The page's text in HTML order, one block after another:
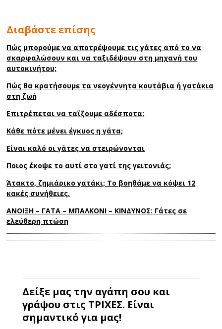
Διαβάστε επίσης
Πώς μπορούμε να αποτρέψουμε τις γάτες από το να
σκαρφαλώσουν και να ταξιδέψουν στη μηχανή του
αυτοκινήτου;
Πώς θα κρατήσουμε τα νεογέννητα κουτάβια ή γατάκια
στη ζωή
Επιτρέπεται να ταΐζουµε αδέσποτα;
Κάθε πότε μένει έγκυος η γάτα;
Είναι καλό οι γάτες να στειρώνονται
Ποιος έκοψε το αυτί στο γατί της γειτονιάς;
Άτακτο, ζημιάρικο γατάκι; Το βοηθάμε να κόψει 12
κακές συνήθειες.
ΑΝΟΙΞΗ – ΓΑΤΑ – ΜΠΑΛΚΟΝΙ – ΚΙΝΔΥΝΟΣ: Γάτες σε
ελεύθερη πτώση
Δείξε μας την αγάπη σου και
γράψου στις ΤΡΙΧΕΣ. Είναι
σημαντικό για μας!